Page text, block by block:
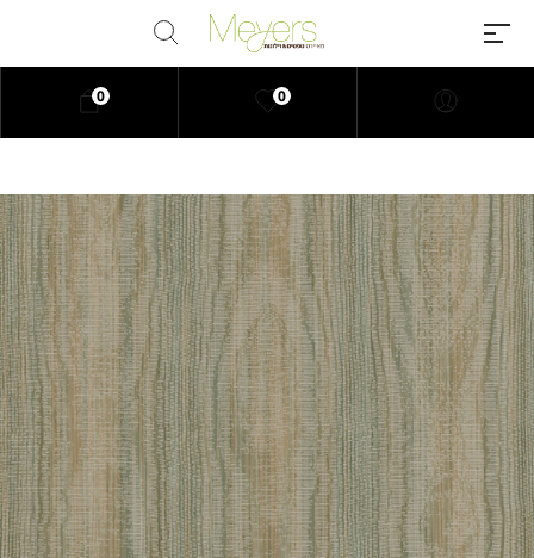
Millions of people around the
world visit Envato to buy and sell
creative assets, use smart design
templates, learn creative skills or
even hire freelancers. With an
industry-leading marketplace
paired with an unlimited
subscription service, Envato
helps creatives like you get
projects done faster.
0
0